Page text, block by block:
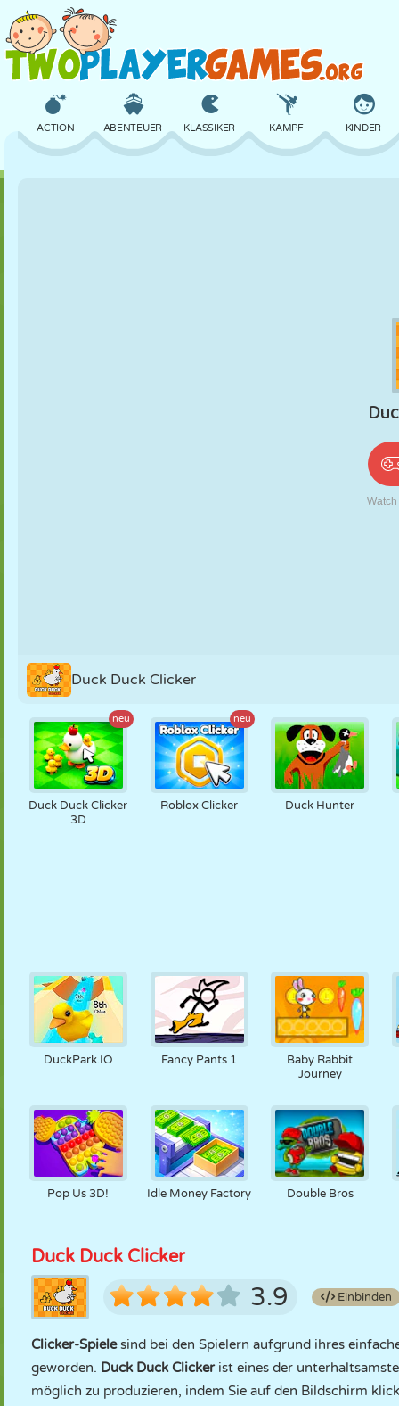
ACTION ABENTEUER KLASSIKER KAMPF KINDER
ROBOTER
Duck Duck Clicker
neu
Duck Duck Clicker
3D
neu
Roblox Clicker Duck Hunter
DuckPark.IO Fancy Pants 1
Baby Rabbit
Journey
Pop Us 3D! Idle Money Factory Double Bros
Duck Duck Clicker
3.9 Einbinden
Clicker-Spielesind bei den Spielern aufgrund ihres
geworden. Duck Duck Clickerist eines der
möglich zu produzieren, indem Sie auf den Bildschirm